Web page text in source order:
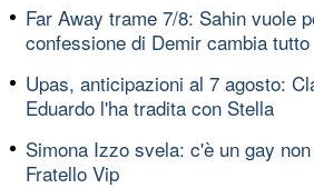
Far Away trame 7/8: Sahin vuole
confessione di Demir cambia tutto
Upas, anticipazioni al 7 agosto:
Eduardo l'ha tradita con Stella
Simona Izzo svela: c'è un gay
Fratello Vip